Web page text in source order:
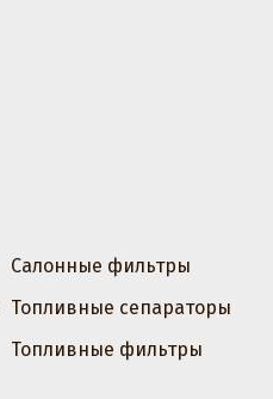
Салонные фильтры
Топливные сепараторы
Топливные фильтры